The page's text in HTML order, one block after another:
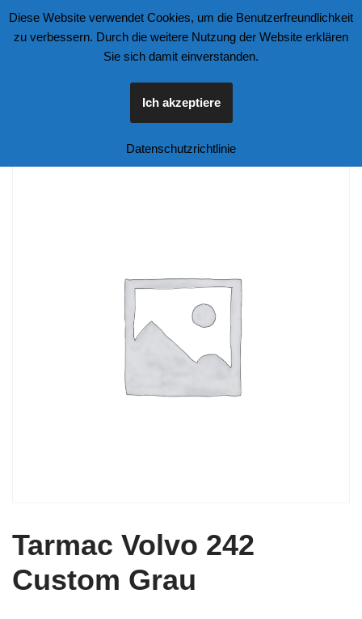
Zum
Tarmac Volvo 242
Custom Grau
Diese Website verwendet Cookies, um die Benutzerfreundlichkeit
zu verbessern. Durch die weitere Nutzung der Website erklären
Sie sich damit einverstanden.
Ich akzeptiere
Datenschutzrichtlinie